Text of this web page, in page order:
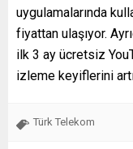
uygulamalarında
fiyattan ulaşıyor.
ilk 3 ay ücretsiz
izleme keyiflerini
Türk Telekom